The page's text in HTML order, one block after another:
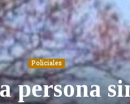
Policiales
persona